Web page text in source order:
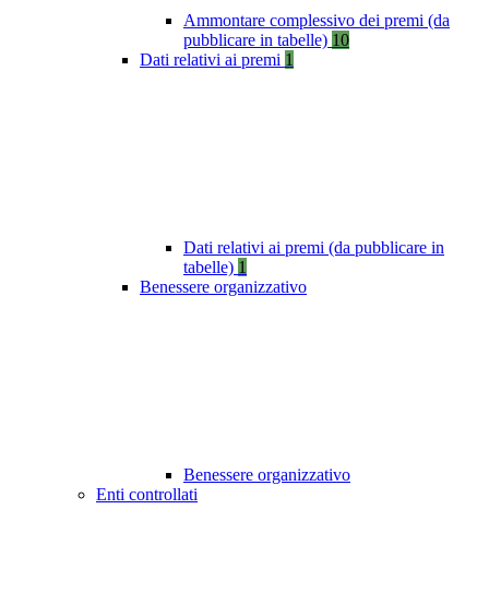
Ammontare complessivo dei premi (da
pubblicare in tabelle) 10
Dati relativi ai premi 1
Dati relativi ai premi (da pubblicare in
tabelle) 1
Benessere organizzativo
Benessere organizzativo
Enti controllati